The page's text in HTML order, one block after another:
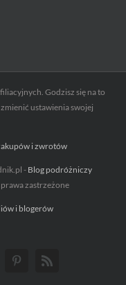
Godzisz się na to
ustawienia swojej
i zwrotów
- Blog podróżniczy
zastrzeżone
i blogerów
PinterestRss